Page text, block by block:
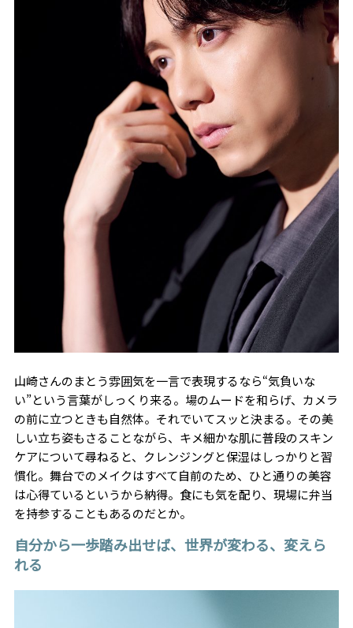
山崎さんのまとう雰囲気を一言で表現するなら“気負いな
い”という言葉がしっくり来る。場のムードを和らげ、カメラ
の前に立つときも自然体。それでいてスッと決まる。その美
しい立ち姿もさることながら、キメ細かな肌に普段のスキン
ケアについて尋ねると、クレンジングと保湿はしっかりと習
慣化。舞台でのメイクはすべて自前のため、ひと通りの美容
は心得ているというから納得。食にも気を配り、現場に弁当
を持参することもあるのだとか。
自分から一歩踏み出せば、世界が変わる、変えら
れる